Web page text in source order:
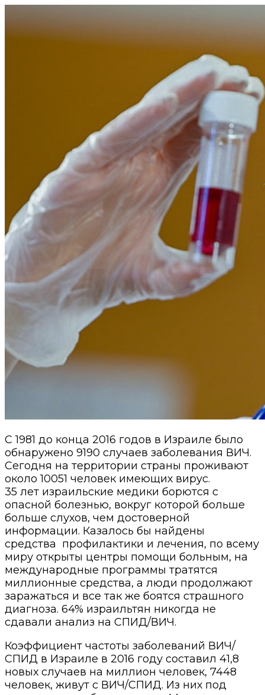
С 1981 до конца 2016 годов в Израиле было
обнаружено 9190 случаев заболевания ВИЧ.
Сегодня на территории страны проживают
около 10051 человек имеющих вирус.
35 лет израильские медики борются с
опасной болезнью, вокруг которой больше
больше слухов, чем достоверной
информации. Казалось бы найдены
средства профилактики и лечения, по всему
миру открыты центры помощи больным, на
международные программы тратятся
миллионные средства, а люди продолжают
заражаться и все так же боятся страшного
диагноза. 64% израильтян никогда не
сдавали анализ на СПИД/ВИЧ.
Коэффициент частоты заболеваний ВИЧ/
СПИД в Израиле в 2016 году составил 41,8
новых случаев на миллион человек, 7448
человек, живут с ВИЧ/СПИД. Из них под